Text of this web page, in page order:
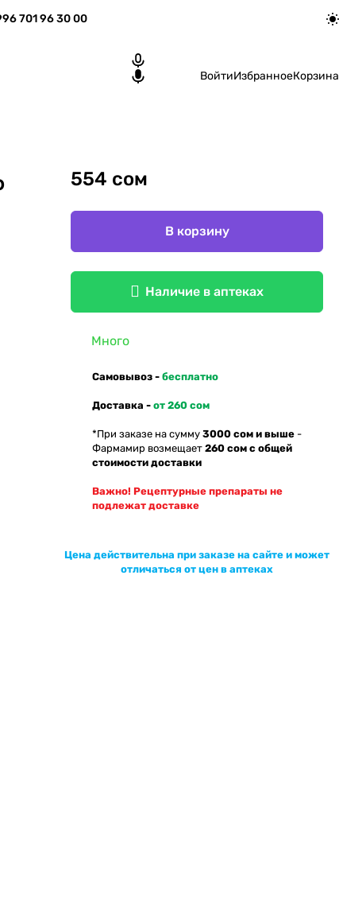
701 96 30 00
ВойтиИзбранноеКорзина
554 сом
В корзину
Наличие в аптеках
Много
Самовывоз - бесплатно
Доставка - от 260 сом
*При заказе на сумму 3000 сом и выше -
Фармамир возмещает 260 сом с общей
стоимости доставки
Важно! Рецептурные препараты не
подлежат доставке
Цена действительна при заказе на сайте и может
отличаться от цен в аптеках